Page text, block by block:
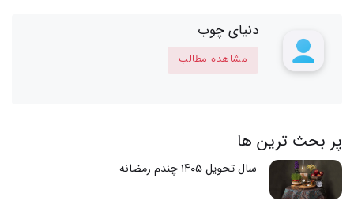
دنیای چوب
مشاهده مطالب
پر بحث ترین ها
سال تحویل ۱۴۰۵ چندم رمضانه